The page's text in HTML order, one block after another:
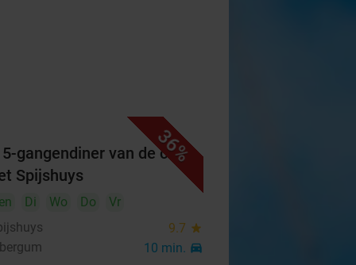
36%
gangendiner van de chef
Spijshuys
Di Wo Do
Vr
9.7 star
10 min. directions_car